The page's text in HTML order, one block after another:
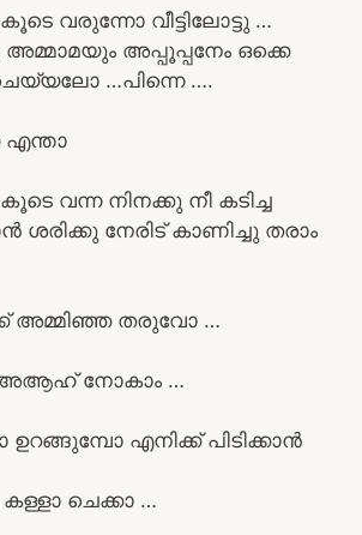
വരുന്നോ വീട്ടിലോട്ടു …
അമ്മാമയും അപ്പൂപ്പനേം ഒക്കെ
…പിന്നെ ….
എന്താ
വന്ന നിനക്കു നീ കടിച്ച
നേരിട് കാണിച്ചു തരാം
അമ്മിഞ്ഞ തരുവോ …
അആഹ് നോകാം …
എനിക്ക് പിടിക്കാൻ
ചെക്കാ …